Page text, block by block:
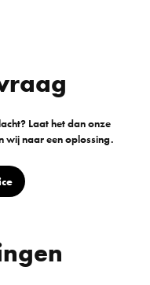
Laat het dan onze
wij naar een oplossing.